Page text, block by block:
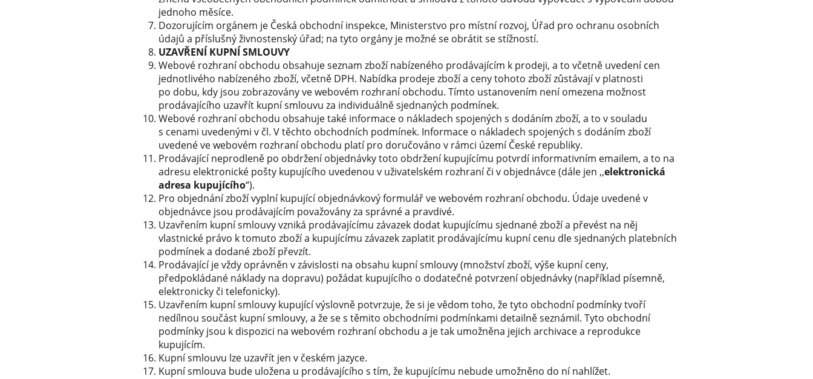
jednoho měsíce.
Dozorujícím orgánem je Česká obchodní inspekce, Ministerstvo pro místní rozvoj, Úřad pro ochranu osobních
údajů a příslušný živnostenský úřad; na tyto orgány je možné se obrátit se stížností.
UZAVŘENÍ KUPNÍ SMLOUVY
Webové rozhraní obchodu obsahuje seznam zboží nabízeného prodávajícím k prodeji, a to včetně uvedení cen
jednotlivého nabízeného zboží, včetně DPH. Nabídka prodeje zboží a ceny tohoto zboží zůstávají v platnosti
po dobu, kdy jsou zobrazovány ve webovém rozhraní obchodu. Tímto ustanovením není omezena možnost
prodávajícího uzavřít kupní smlouvu za individuálně sjednaných podmínek.
Webové rozhraní obchodu obsahuje také informace o nákladech spojených s dodáním zboží, a to v souladu
s cenami uvedenými v čl. V těchto obchodních podmínek. Informace o nákladech spojených s dodáním zboží
uvedené ve webovém rozhraní obchodu platí pro doručováno v rámci území České republiky.
Prodávající neprodleně po obdržení objednávky toto obdržení kupujícímu potvrdí informativním emailem, a to na
adresu elektronické pošty kupujícího uvedenou v uživatelském rozhraní či v objednávce (dále jen ,,elektronická
adresa kupujícího“).
Pro objednání zboží vyplní kupující objednávkový formulář ve webovém rozhraní obchodu. Údaje uvedené v
objednávce jsou prodávajícím považovány za správné a pravdivé.
Uzavřením kupní smlouvy vzniká prodávajícímu závazek dodat kupujícímu sjednané zboží a převést na něj
vlastnické právo k tomuto zboží a kupujícímu závazek zaplatit prodávajícímu kupní cenu dle sjednaných platebních
podmínek a dodané zboží převzít.
Prodávající je vždy oprávněn v závislosti na obsahu kupní smlouvy (množství zboží, výše kupní ceny,
předpokládané náklady na dopravu) požádat kupujícího o dodatečné potvrzení objednávky (například písemně,
elektronicky či telefonicky).
Uzavřením kupní smlouvy kupující výslovně potvrzuje, že si je vědom toho, že tyto obchodní podmínky tvoří
nedílnou součást kupní smlouvy, a že se s těmito obchodními podmínkami detailně seznámil. Tyto obchodní
podmínky jsou k dispozici na webovém rozhraní obchodu a je tak umožněna jejich archivace a reprodukce
kupujícím.
Kupní smlouvu lze uzavřít jen v českém jazyce.
Kupní smlouva bude uložena u prodávajícího s tím, že kupujícímu nebude umožněno do ní nahlížet.